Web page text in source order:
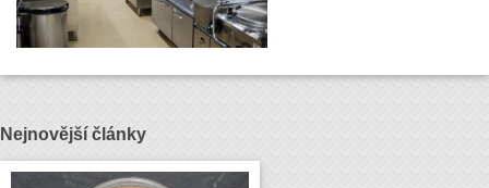
Nejnovější články